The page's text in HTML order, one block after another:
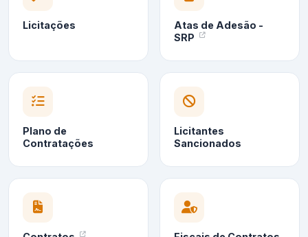
Licitações
Atas de Adesão -
SRP
Plano de
Contratações
Licitantes
Sancionados